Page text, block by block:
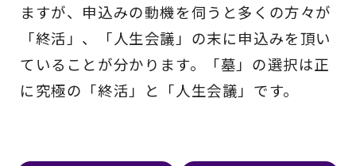
ますが、申込みの動機を伺うと多くの方々が
「終活」、「人生会議」の末に申込みを頂い
ていることが分かります。「墓」の選択は正
に究極の「終活」と「人生会議」です。